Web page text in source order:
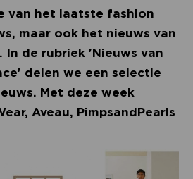
van het laatste fashion
maar ook het nieuws van
In de rubriek 'Nieuws van
delen we een selectie
Met deze week
Aveau, PimpsandPearls